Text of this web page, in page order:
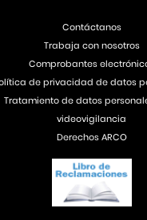
Contáctanos
Trabaja con nosotros
Comprobantes
de privacidad de datos
Tratamiento de datos
videovigilancia
Derechos ARCO